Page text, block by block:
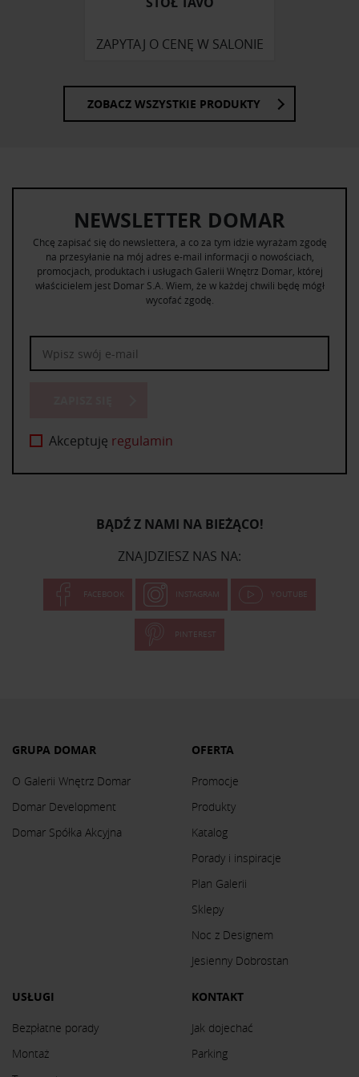
ZAPYTAJ O CENĘ W SALONIE
ZOBACZ WSZYSTKIE PRODUKTY
NEWSLETTER DOMAR
Chcę zapisać się do newslettera, a co za tym idzie wyrażam zgodę
na przesyłanie na mój adres e-mail informacji o nowościach,
promocjach, produktach i usługach Galerii Wnętrz Domar, której
właścicielem jest Domar S.A. Wiem, że w każdej chwili będę mógł
wycofać zgodę.
Akceptuję regulamin
BĄDŹ Z NAMI NA BIEŻĄCO!
ZNAJDZIESZ NAS NA:
FACEBOOK INSTAGRAM YOUTUBE
PINTEREST
GRUPA DOMAR
O Galerii Wnętrz Domar
Domar Development
Domar Spółka Akcyjna
OFERTA
Promocje
Produkty
Katalog
Porady i inspiracje
Plan Galerii
Sklepy
Noc z Designem
Jesienny Dobrostan
USŁUGI
Bezpłatne porady
Montaż
KONTAKT
Jak dojechać
Parking